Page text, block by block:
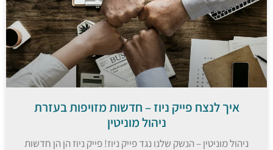
איך לנצח פייק ניוז – חדשות מזויפות בעזרת
ניהול מוניטין
ניהול מוניטין – הנשק שלנו נגד פייק ניוז! פייק ניוז הן הן חדשות